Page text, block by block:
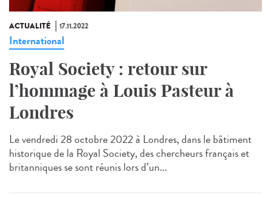
ACTUALITÉ 17.11.2022
International
Royal Society : retour sur
l’hommage à Louis Pasteur à
Londres
Le vendredi 28 octobre 2022 à Londres, dans le bâtiment
historique de la Royal Society, des chercheurs français et
britanniques se sont réunis lors d’un...